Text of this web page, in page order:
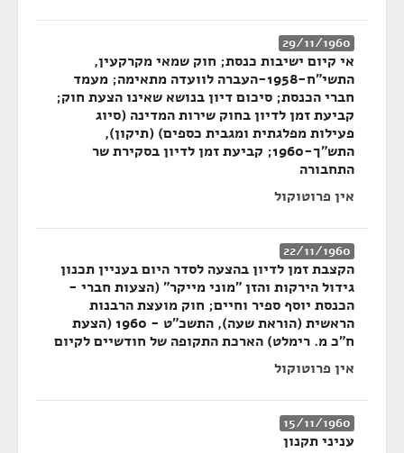
29/11/1960
אי קיום ישיבות כנסת; חוק שמאי מקרקעין,
התשי"ח-1958-העברה לוועדה מתאימה; מעמד
חברי הכנסת; סיכום דיון בנושא שאינו הצעת חוק;
קביעת זמן לדיון בחוק שירות המדינה (סיוג
פעילות מפלגתית ומגבית כספים) (תיקון),
התש"ך-1960; קביעת זמן לדיון בסקירת שר
התחבורה
אין פרוטוקול
22/11/1960
הקצבת זמן לדיון בהצעה לסדר היום בעניין תכנון
גידול הירקות והזן "מוני מייקר" (הצעות חברי -
הכנסת יוסף ספיר וחיים; חוק מועצת הרבנות
הראשית (הוראת שעה), התשכ"ט - 1960 (הצעת
ח"כ מ. רימלט) הארכת התקופה של חודשיים לקיום
אין פרוטוקול
15/11/1960
עניני תקנון